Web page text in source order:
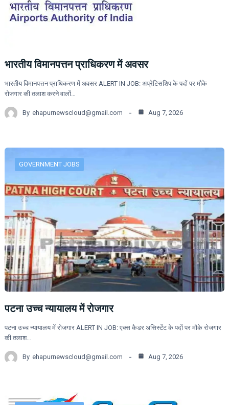
भारतीय विमानपत्तन प्राधिकरण में अवसर
भारतीय विमानपत्तन प्राधिकरण में अवसर ALERT IN JOB: अप्रेटिसशिप के पदों पर मौके
रोजगार की तलाश करने वालों…
By ehapurnewscloud@gmail.com Aug 7, 2026
GOVERNMENT JOBS
पटना उच्च न्यायालय में रोजगार
पटना उच्च न्यायालय में रोजगार ALERT IN JOB: एक्स कैडर असिस्टेंट के पदों पर मौके रोजगार
की तलाश…
By ehapurnewscloud@gmail.com Aug 7, 2026